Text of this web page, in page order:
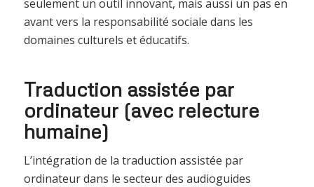
seulement un outil innovant, mais aussi un pas en
avant vers la responsabilité sociale dans les
domaines culturels et éducatifs.
Traduction assistée par
ordinateur (avec relecture
humaine)
L’intégration de la traduction assistée par
ordinateur dans le secteur des audioguides